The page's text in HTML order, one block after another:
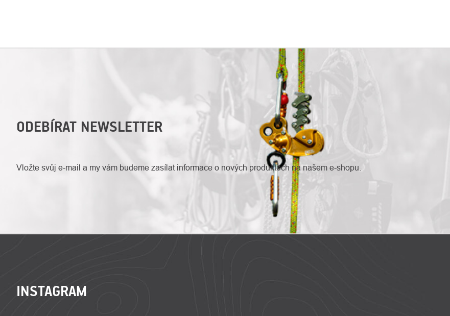
ODEBÍRAT NEWSLETTER
Vložte svůj e-mail a my vám budeme zasílat informace o nových produktech na našem e-shopu.
INSTAGRAM